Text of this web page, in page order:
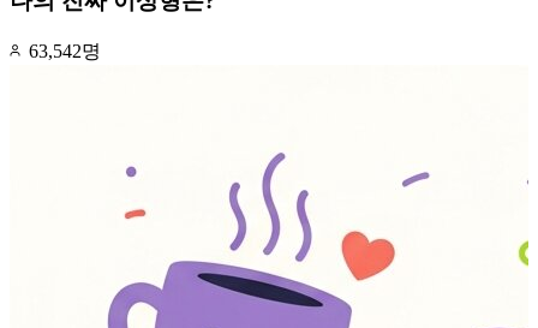
63,542명